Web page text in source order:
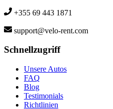
+355 69 443 1871
support@velo-rent.com
Schnellzugriff
Unsere Autos
FAQ
Blog
Testimonials
Richtlinien